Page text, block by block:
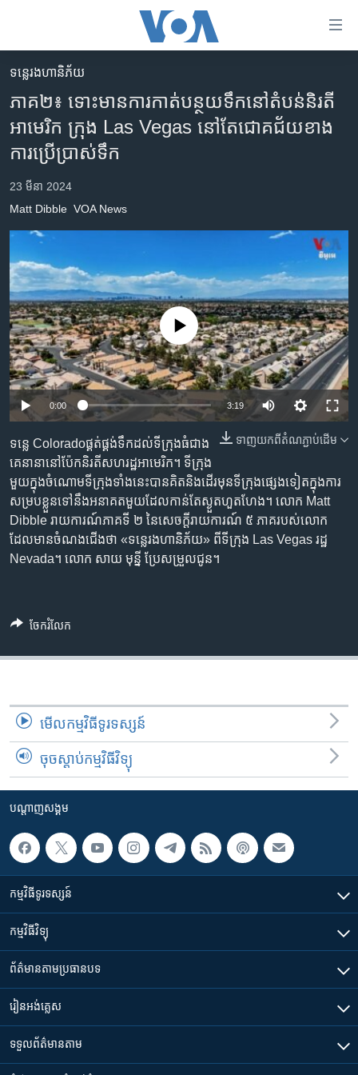
គេហទំព័រ​
រំលង​
និង​
ចូល​
ទំព័រ​
ព័ត៌មាន​​
រំលង​
និង​
ចូល​
ទៅ​
ទំព័រ​
រចនា
សម្ព័ន្ធ​
រំលង​
ចូល​
ទៅ​
កាន់​
ទំព័រ​
ស្វែង​
រក
កម្ពុជា
អន្តរជាតិ
អាមេរិក
កម្ពុជាច្នៃប្រតិដ្ឋ
ព្រឹត្តិការណ៍ព័ត៌មាន
ទូរទស្សន៍ / វីដេអូ​
វិទ្យុ / ផតខាសថ៍
កម្មវិធីទាំងអស់
Khmer English
ភាសា
ទន្លេរងហានិភ័យ
ភាគ២៖ ទោះ​មាន​ការ​កាត់​បន្ថយ​ទឹក​នៅ​តំបន់​និរតី​
អាមេរិក ក្រុង Las Vegas នៅតែ​ជោគជ័យ​ខាង​
ការ​ប្រើប្រាស់​ទឹក
23 មីនា 2024
Matt Dibble VOA News
No media source currently available
0:00 3:19
ទាញ​យក​ពី​តំណភ្ជាប់​ដើម
ទន្លេ Coloradoផ្គត់ផ្គង់​ទឹក​ដល់​ទីក្រុង​ធំ​ជាង​
គេ​នានា​នៅ​ប៉ែក​និរតី​សហរដ្ឋ​អាមេរិក។ ទីក្រុង​
មួយ​ក្នុង​ចំណោម​ទីក្រុង​ទាំង​នេះ​បាន​គិត​និង​ដើរ​មុន​ទីក្រុង​ផ្សេង​ទៀត​ក្នុង​ការ​
សម្រប​ខ្លួន​ទៅ​នឹង​អនាគត​មួយ​ដែល​កាន់តែ​ស្ងួត​ហួតហែង។ លោក Matt
Dibble រាយការណ៍​ភាគទី ២ នៃ​សេចក្តី​រាយការណ៍ ៥ ភាគ​របស់​លោក​
ដែល​មាន​ចំណងជើង​ថា «ទន្លេ​រង​ហានិភ័យ» ពី​ទីក្រុង Las Vegas រដ្ឋ
Nevada។ លោក សាយ មុន្នី​​ ប្រែ​សម្រួល​ជូន។
ចែករំលែក
មើល​កម្មវិធី​ទូរទស្សន៍
ចុចស្តាប់កម្មវិធីវិទ្យុ
បណ្តាញ​សង្គម
កម្មវិធី​ទូរទស្សន៍
កម្មវិធី​វិទ្យុ
ព័ត៌មាន​តាមប្រធានបទ​
រៀន​​អង់គ្លេស
ទទួល​ព័ត៌មាន​តាម